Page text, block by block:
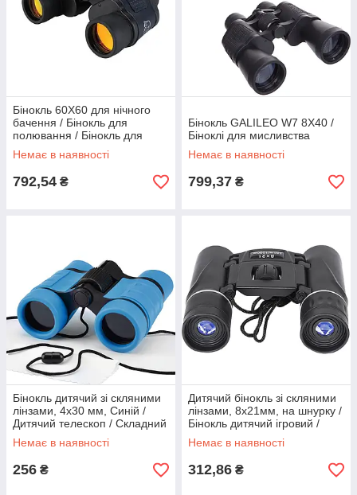
Бінокль 60X60 для нічного
бачення / Бінокль для
полювання / Бінокль для
спостереження
Немає в наявності
792,54 ₴
Бінокль GALILEO W7 8X40 /
Біноклі для мисливства
Немає в наявності
799,37 ₴
Бінокль дитячий зі скляними
лінзами, 4х30 мм, Синій /
Дитячий телескоп / Складний
міні-бінокль
Немає в наявності
256 ₴
Дитячий бінокль зі скляними
лінзами, 8х21мм, на шнурку /
Бінокль дитячий ігровий /
Складний міні-бінокль /
Телескоп дитячий
Немає в наявності
312,86 ₴